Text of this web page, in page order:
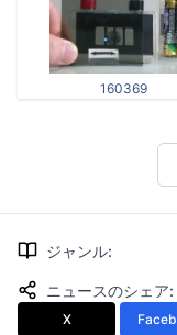
160369
ジャンル:
ニュースのシェア:
X